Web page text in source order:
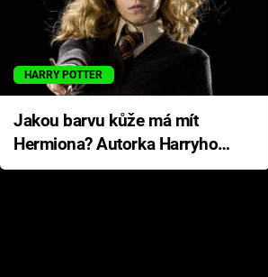
HARRY POTTER
Jakou barvu kůže má mít
Hermiona? Autorka Harryho
Pottera přišla s ráznou